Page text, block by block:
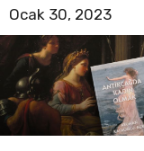
Ocak 30, 2023